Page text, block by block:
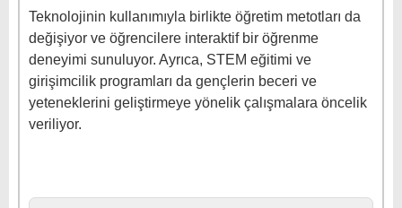
Teknolojinin kullanımıyla birlikte öğretim metotları da
değişiyor ve öğrencilere interaktif bir öğrenme
deneyimi sunuluyor. Ayrıca, STEM eğitimi ve
girişimcilik programları da gençlerin beceri ve
yeteneklerini geliştirmeye yönelik çalışmalara öncelik
veriliyor.